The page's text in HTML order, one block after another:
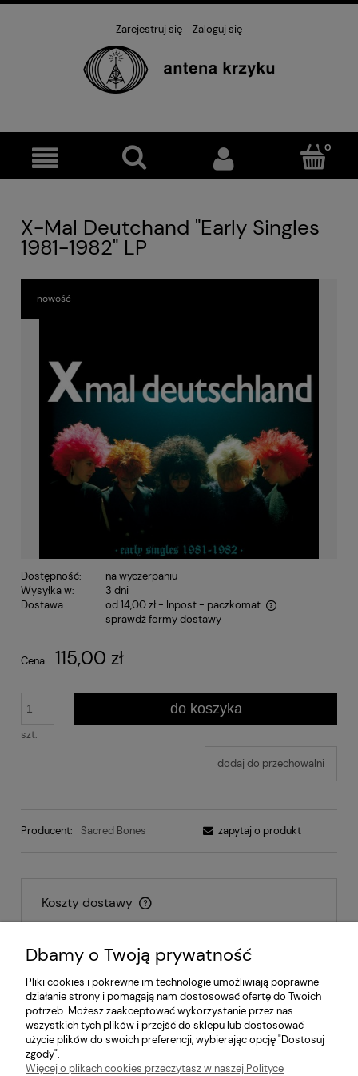
Zarejestruj się Zaloguj się
X-Mal Deutchand "Early Singles
1981-1982" LP
nowość
Dostępność:
na wyczerpaniu
Wysyłka w:
3 dni
Dostawa:
od 14,00 zł - Inpost - paczkomat
Cena nie zawiera ewentualnych kosztów płatności
sprawdź formy dostawy
Cena: 115,00 zł
szt.
do koszyka
dodaj do przechowalni
Producent: Sacred Bones zapytaj o produkt
Koszty dostawy
Cena nie zawiera ewentualnych kosztów płatności
Inpost - paczkomat
Inpost - kurier 17,00 zł
Odbiór osobisty 0,00 zł
Dbamy o Twoją prywatność
Pliki cookies i pokrewne im technologie umożliwiają poprawne
działanie strony i pomagają nam dostosować ofertę do Twoich
potrzeb. Możesz zaakceptować wykorzystanie przez nas
wszystkich tych plików i przejść do sklepu lub dostosować
użycie plików do swoich preferencji, wybierając opcję "Dostosuj
zgody".
Więcej o plikach cookies przeczytasz w naszej Polityce